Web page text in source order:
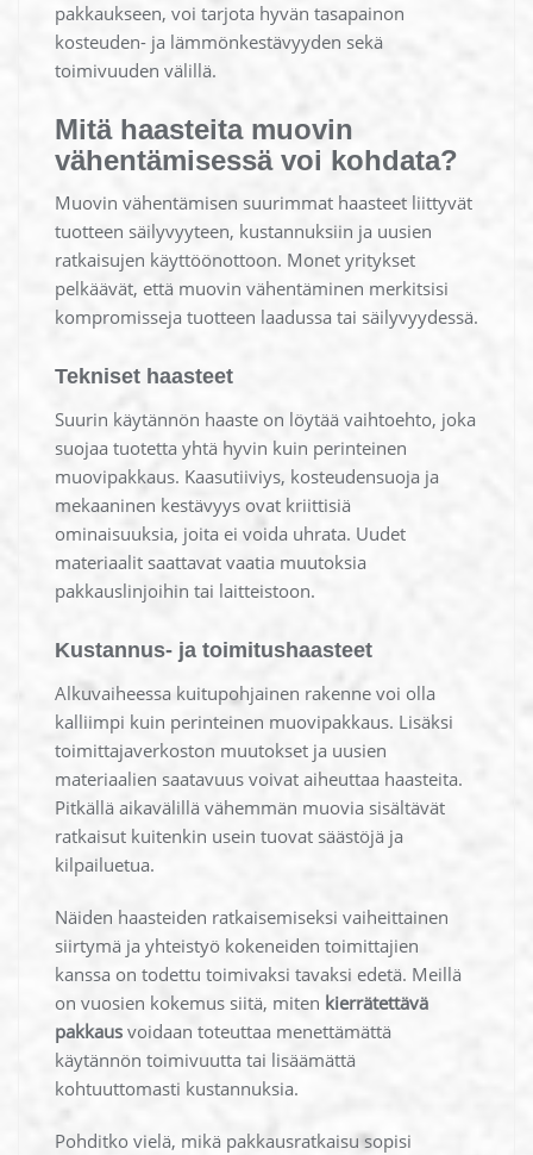
pakkaukseen, voi tarjota hyvän tasapainon
kosteuden- ja lämmönkestävyyden sekä
toimivuuden välillä.
Mitä haasteita muovin
vähentämisessä voi kohdata?
Muovin vähentämisen suurimmat haasteet liittyvät
tuotteen säilyvyyteen, kustannuksiin ja uusien
ratkaisujen käyttöönottoon. Monet yritykset
pelkäävät, että muovin vähentäminen merkitsisi
kompromisseja tuotteen laadussa tai säilyvyydessä.
Tekniset haasteet
Suurin käytännön haaste on löytää vaihtoehto, joka
suojaa tuotetta yhtä hyvin kuin perinteinen
muovipakkaus. Kaasutiiviys, kosteudensuoja ja
mekaaninen kestävyys ovat kriittisiä
ominaisuuksia, joita ei voida uhrata. Uudet
materiaalit saattavat vaatia muutoksia
pakkauslinjoihin tai laitteistoon.
Kustannus- ja toimitushaasteet
Alkuvaiheessa kuitupohjainen rakenne voi olla
kalliimpi kuin perinteinen muovipakkaus. Lisäksi
toimittajaverkoston muutokset ja uusien
materiaalien saatavuus voivat aiheuttaa haasteita.
Pitkällä aikavälillä vähemmän muovia sisältävät
ratkaisut kuitenkin usein tuovat säästöjä ja
kilpailuetua.
Näiden haasteiden ratkaisemiseksi vaiheittainen
siirtymä ja yhteistyö kokeneiden toimittajien
kanssa on todettu toimivaksi tavaksi edetä. Meillä
on vuosien kokemus siitä, miten kierrätettävä
pakkaus voidaan toteuttaa menettämättä
käytännön toimivuutta tai lisäämättä
kohtuuttomasti kustannuksia.
Pohditko vielä, mikä pakkausratkaisu sopisi